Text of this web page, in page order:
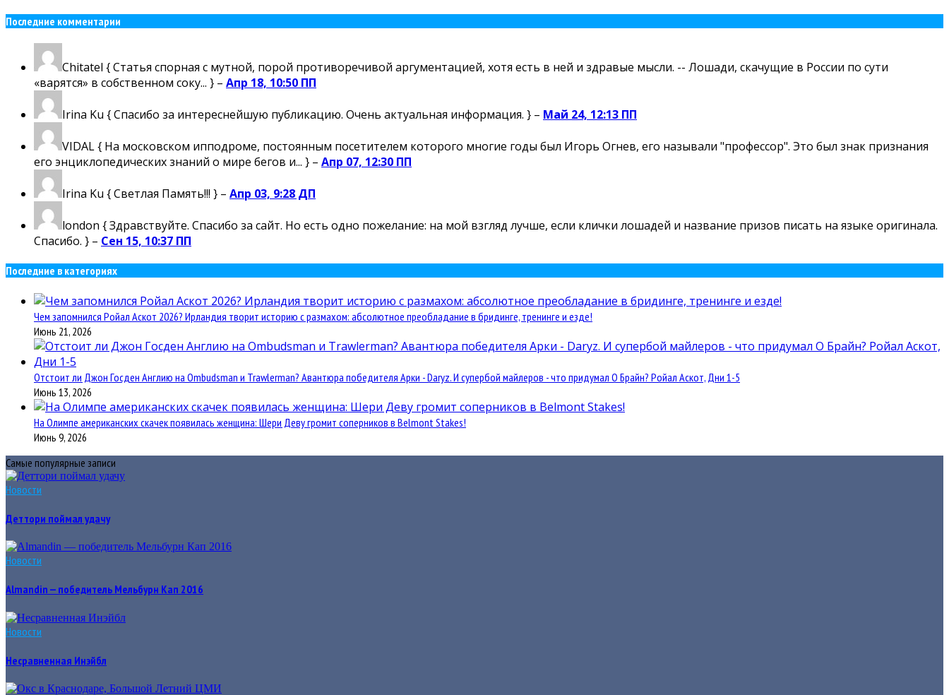
Последние комментарии
Chitatel { Статья спорная с мутной, порой противоречивой аргументацией, хотя есть в ней и здравые мысли. -- Лошади, скачущие в России по сути
«варятся» в собственном соку... } – Апр 18, 10:50 ПП
Irina Ku { Спасибо за интереснейшую публикацию. Очень актуальная информация. } – Май 24, 12:13 ПП
VIDAL{ На московском ипподроме, постоянным посетителем которого многие годы был Игорь Огнев, его называли "профессор". Это был знак признания
его энциклопедических знаний о мире бегов и... } – Апр 07, 12:30 ПП
Irina Ku { Светлая Память!!! } – Апр 03, 9:28 ДП
london { Здравствуйте. Спасибо за сайт. Но есть одно пожелание: на мой взгляд лучше, если клички лошадей и название призов писать на языке оригинала.
Спасибо. } – Сен 15, 10:37 ПП
Последние в категориях
Чем запомнился Ройал Аскот 2026? Ирландия творит историю с размахом: абсолютное преобладание в бридинге, тренинге и езде!
Июнь 21, 2026
Отстоит ли Джон Госден Англию на Ombudsman и Trawlerman? Авантюра победителя Арки - Daryz. И супербой майлеров - что придумал О Брайн? Ройал Аскот, Дни 1-5
Июнь 13, 2026
На Олимпе американских скачек появилась женщина: Шери Деву громит соперников в Belmont Stakes!
Июнь 9, 2026
Самые популярные записи
Новости
Деттори поймал удачу
Новости
Almandin — победитель Мельбурн Кап 2016
Новости
Несравненная Инэйбл